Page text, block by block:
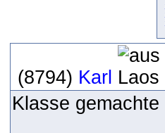
(8794) Karl
Klasse